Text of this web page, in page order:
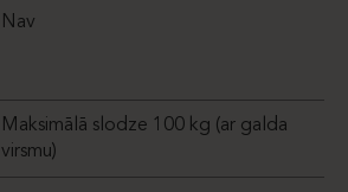
Nav
Maksimālā slodze 100 kg (ar galda
virsmu)